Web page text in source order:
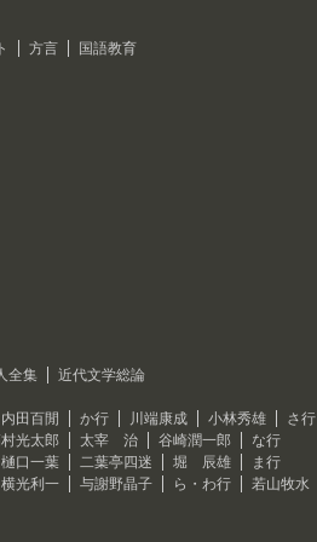
方言 国語教育
全集
近代文学総論
内田百閒 か行 川端康成 小林秀雄
さ行
光太郎 太宰 治 谷崎潤一郎
な行
樋口一葉 二葉亭四迷 堀 辰雄
ま行
横光利一 与謝野晶子 ら・わ行
若山牧水